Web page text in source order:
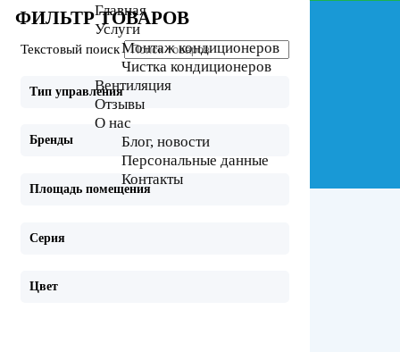
Главная
Услуги
Монтаж кондиционеров
Чистка кондиционеров
Вентиляция
Отзывы
О нас
Блог, новости
Персональные данные
Контакты
ФИЛЬТР ТОВАРОВ
Текстовый поиск
Тип управления
Бренды
Площадь помещения
Серия
Цвет